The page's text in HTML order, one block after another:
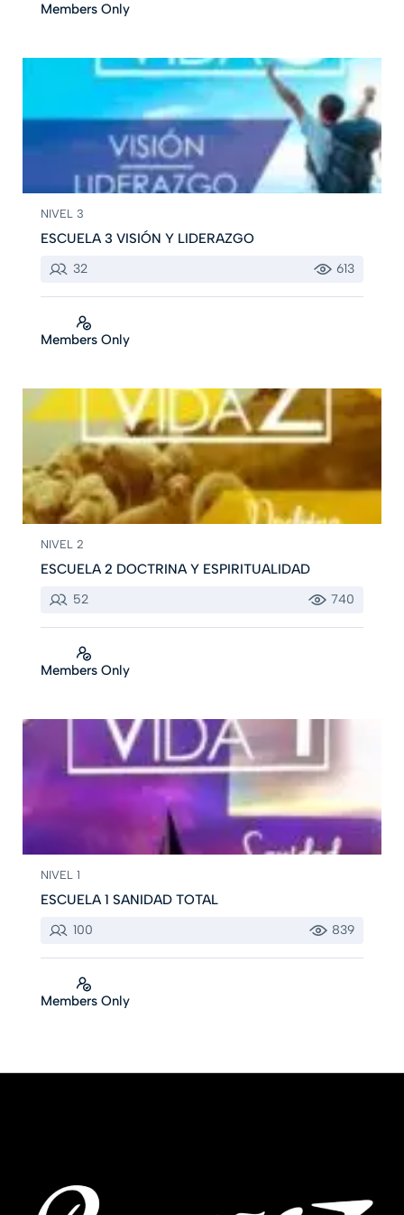
Members Only
NIVEL 3
ESCUELA 3 VISIÓN Y LIDERAZGO
32 613
Members Only
NIVEL 2
ESCUELA 2 DOCTRINA Y ESPIRITUALIDAD
52 740
Members Only
NIVEL 1
ESCUELA 1 SANIDAD TOTAL
100 839
Members Only